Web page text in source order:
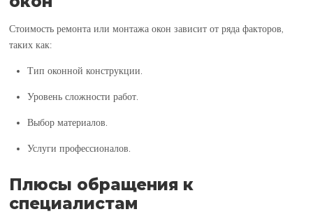
Стоимость ремонта или монтажа окон зависит от ряда факторов,
таких как:
Тип оконной конструкции.
Уровень сложности работ.
Выбор материалов.
Услуги профессионалов.
Плюсы обращения к
специалистам